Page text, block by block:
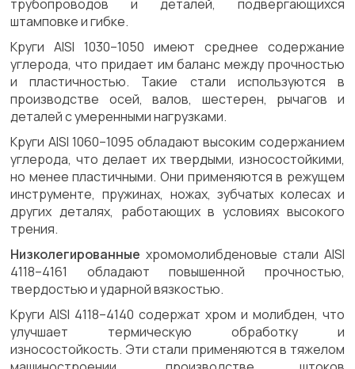
трубопроводов и деталей, подвергающихся
штамповке и гибке.
Круги AISI 1030–1050 имеют среднее содержание
углерода, что придает им баланс между прочностью
и пластичностью. Такие стали используются в
производстве осей, валов, шестерен, рычагов и
деталей с умеренными нагрузками.
Круги AISI 1060–1095 обладают высоким содержанием
углерода, что делает их твердыми, износостойкими,
но менее пластичными. Они применяются в режущем
инструменте, пружинах, ножах, зубчатых колесах и
других деталях, работающих в условиях высокого
трения.
Низколегированные хромомолибденовые стали AISI
4118–4161 обладают повышенной прочностью,
твердостью и ударной вязкостью.
Круги AISI 4118–4140 содержат хром и молибден, что
улучшает термическую обработку и
износостойкость. Эти стали применяются в тяжелом